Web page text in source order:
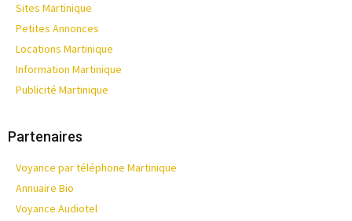
Sites Martinique
Petites Annonces
Locations Martinique
Information Martinique
Publicité Martinique
Partenaires
Voyance par téléphone Martinique
Annuaire Bio
Voyance Audiotel